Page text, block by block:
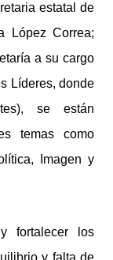
estatal de
López Correa;
a su cargo
Líderes, donde
se están
temas como
Imagen y
fortalecer los
y falta de